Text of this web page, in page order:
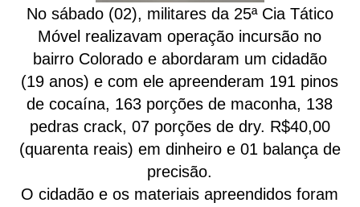
No sábado (02), militares da 25ª Cia Tático
Móvel realizavam operação incursão no
bairro Colorado e abordaram um cidadão
(19 anos) e com ele apreenderam 191 pinos
de cocaína, 163 porções de maconha, 138
pedras crack, 07 porções de dry. R$40,00
(quarenta reais) em dinheiro e 01 balança de
precisão.
O cidadão e os materiais apreendidos foram